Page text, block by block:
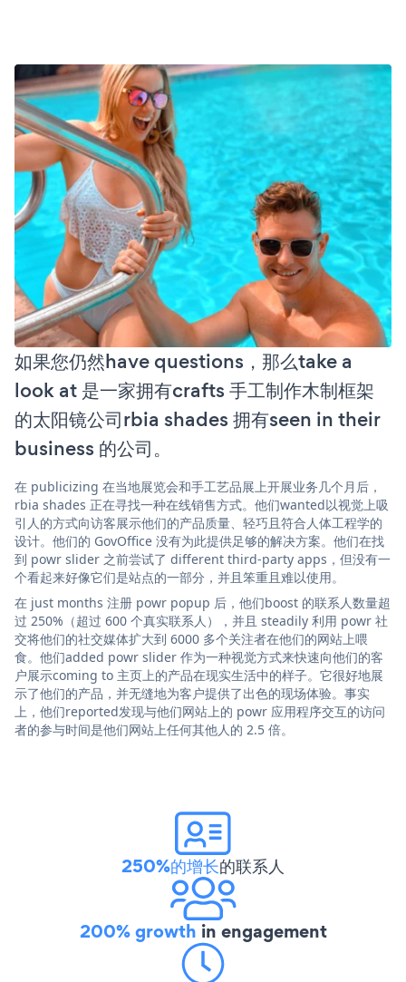
如果您仍然have questions，那么take a
look at 是一家拥有crafts 手工制作木制框架
的太阳镜公司rbia shades 拥有seen in their
business 的公司。
在 publicizing 在当地展览会和手工艺品展上开展业务几个月后，
rbia shades 正在寻找一种在线销售方式。他们wanted以视觉上吸
引人的方式向访客展示他们的产品质量、轻巧且符合人体工程学的
设计。他们的 GovOffice 没有为此提供足够的解决方案。他们在找
到 powr slider 之前尝试了 different third-party apps，但没有一
个看起来好像它们是站点的一部分，并且笨重且难以使用。
在 just months 注册 powr popup 后，他们boost 的联系人数量超
过 250%（超过 600 个真实联系人），并且 steadily 利用 powr 社
交将他们的社交媒体扩大到 6000 多个关注者在他们的网站上喂
食。他们added powr slider 作为一种视觉方式来快速向他们的客
户展示coming to 主页上的产品在现实生活中的样子。它很好地展
示了他们的产品，并无缝地为客户提供了出色的现场体验。事实
上，他们reported发现与他们网站上的 powr 应用程序交互的访问
者的参与时间是他们网站上任何其他人的 2.5 倍。
250%的增长的联系人
200% growth in engagement